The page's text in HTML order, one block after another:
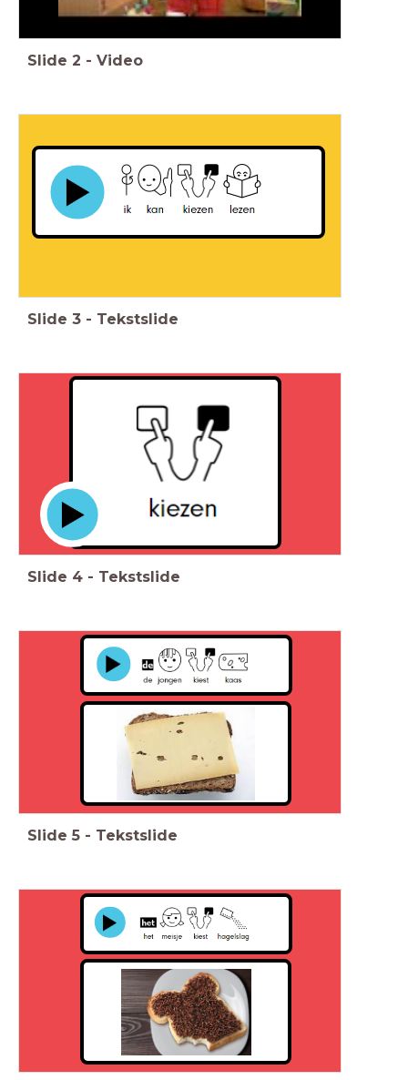
Slide 2 - Video
Slide 3 - Tekstslide
Slide 4 - Tekstslide
Slide 5 - Tekstslide